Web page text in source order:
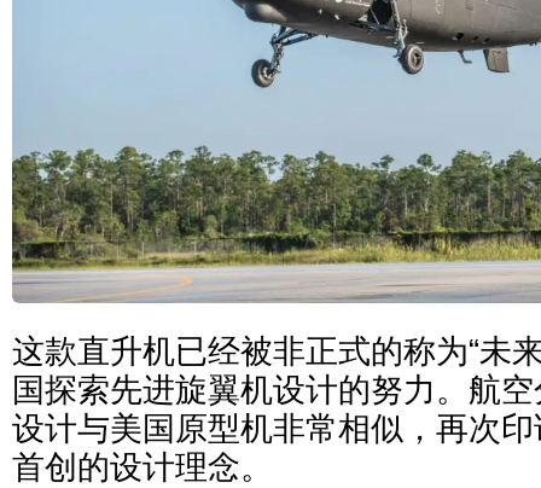
这款直升机已经被非正式的称为“未
国探索先进旋翼机设计的努力。航
设计与美国原型机非常相似，再次
首创的设计理念。